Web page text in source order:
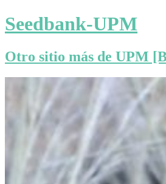
Seedbank-UPM
Otro sitio más de UPM